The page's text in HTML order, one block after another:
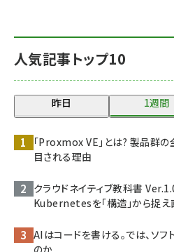
人気記事トップ10
昨日 1週間
「Proxmox VE」とは? 製品群
目される理由
クラウドネイティブ教科書
Kubernetesを「構造」から捉
AIはコードを書ける。では、ソ
のか